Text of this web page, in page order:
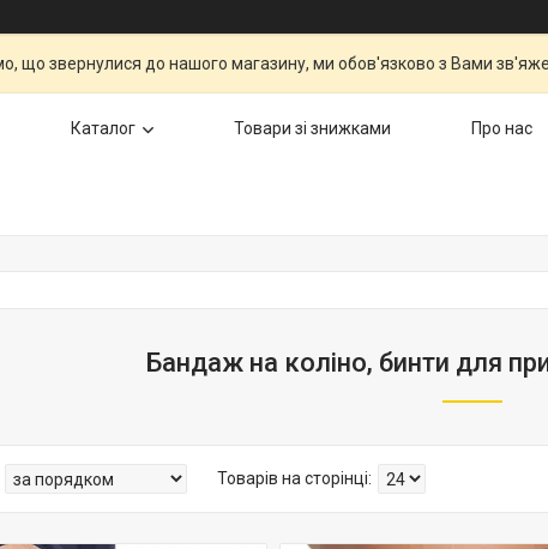
що звернулися до нашого магазину, ми обов'язково з Вами
Каталог Товари зі знижками Про нас
Бандаж на коліно, бинти для